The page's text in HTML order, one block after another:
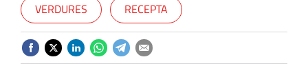
VERDURES RECEPTA